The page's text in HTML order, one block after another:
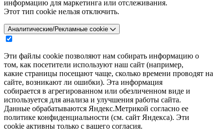
информацию для маркетинга или отслеживания.
Этот тип cookie нельзя отключить.
Аналитические/Рекламные cookie
Эти файлы cookie позволяют нам собирать информацию о
том, как посетители используют наш сайт (например,
какие страницы посещают чаще, сколько времени проводят на
сайте, возникают ли ошибки). Эта информация
собирается в агрегированном или обезличенном виде и
используется для анализа и улучшения работы сайта.
Данные обрабатываются Яндекс.Метрикой согласно ее
политике конфиденциальности (см. сайт Яндекса). Эти
cookie активны только с вашего согласия.